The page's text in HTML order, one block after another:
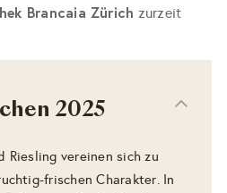
Brancaia Zürich zurzeit
2025
Riesling vereinen sich zu
frischen Charakter. In